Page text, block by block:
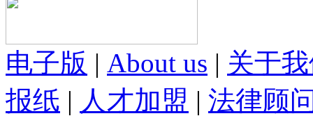
电子版 | About us | 关于
报纸 | 人才加盟 | 法律顾